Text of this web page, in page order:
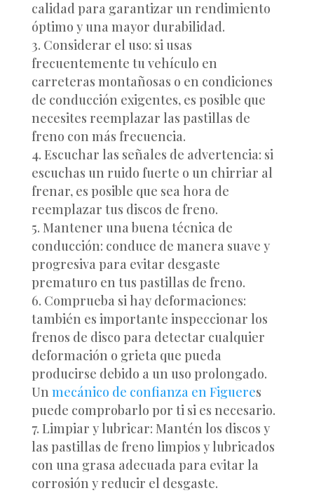
calidad para garantizar un rendimiento
óptimo y una mayor durabilidad.
Considerar el uso: si usas
frecuentemente tu vehículo en
carreteras montañosas o en condiciones
de conducción exigentes, es posible que
necesites reemplazar las pastillas de
freno con más frecuencia.
Escuchar las señales de advertencia: si
escuchas un ruido fuerte o un chirriar al
frenar, es posible que sea hora de
reemplazar tus discos de freno.
Mantener una buena técnica de
conducción: conduce de manera suave y
progresiva para evitar desgaste
prematuro en tus pastillas de freno.
Comprueba si hay deformaciones:
también es importante inspeccionar los
frenos de disco para detectar cualquier
deformación o grieta que pueda
producirse debido a un uso prolongado.
Un mecánico de confianza en Figueres
puede comprobarlo por ti si es necesario.
Limpiar y lubricar: Mantén los discos y
las pastillas de freno limpios y lubricados
con una grasa adecuada para evitar la
corrosión y reducir el desgaste.